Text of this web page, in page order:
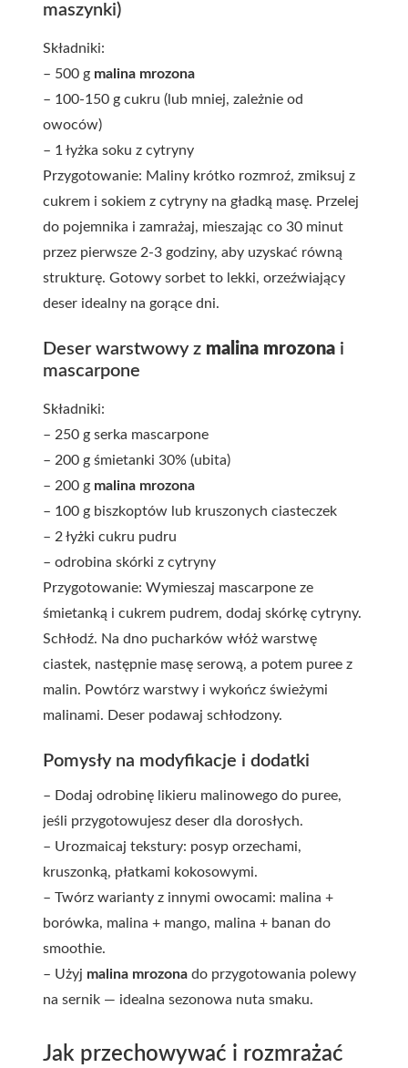
maszynki)
Składniki:
– 500 g malina mrozona
– 100-150 g cukru (lub mniej, zależnie od
owoców)
– 1 łyżka soku z cytryny
Przygotowanie: Maliny krótko rozmroź, zmiksuj z
cukrem i sokiem z cytryny na gładką masę. Przelej
do pojemnika i zamrażaj, mieszając co 30 minut
przez pierwsze 2-3 godziny, aby uzyskać równą
strukturę. Gotowy sorbet to lekki, orzeźwiający
deser idealny na gorące dni.
Deser warstwowy z malina mrozona i
mascarpone
Składniki:
– 250 g serka mascarpone
– 200 g śmietanki 30% (ubita)
– 200 g malina mrozona
– 100 g biszkoptów lub kruszonych ciasteczek
– 2 łyżki cukru pudru
– odrobina skórki z cytryny
Przygotowanie: Wymieszaj mascarpone ze
śmietanką i cukrem pudrem, dodaj skórkę cytryny.
Schłodź. Na dno pucharków włóż warstwę
ciastek, następnie masę serową, a potem puree z
malin. Powtórz warstwy i wykończ świeżymi
malinami. Deser podawaj schłodzony.
Pomysły na modyfikacje i dodatki
– Dodaj odrobinę likieru malinowego do puree,
jeśli przygotowujesz deser dla dorosłych.
– Urozmaicaj tekstury: posyp orzechami,
kruszonką, płatkami kokosowymi.
– Twórz warianty z innymi owocami: malina +
borówka, malina + mango, malina + banan do
smoothie.
– Użyj malina mrozona do przygotowania polewy
na sernik — idealna sezonowa nuta smaku.
Jak przechowywać i rozmrażać